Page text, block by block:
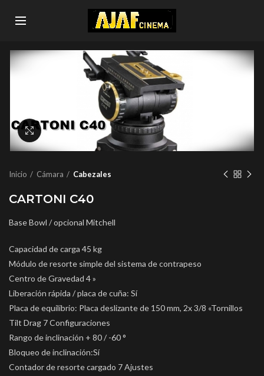
Click to enlarge
Inicio Cámara Cabezales
CARTONI C40
Base Bowl / opcional Mitchell
Capacidad de carga 45 kg
Módulo de resorte simple del sistema de contrapeso
Centro de Gravedad 4 »
Liberación rápida / placa de cuña: Sí
Placa de equilibrio: Placa deslizante de 150 mm, 2x 3/8 «Tornillos
Tilt Drag 7 Configuraciones
Rango de inclinación + 80 / -60 °
Bloqueo de inclinación:Sí
Contador de resorte cargado 7 Ajustes